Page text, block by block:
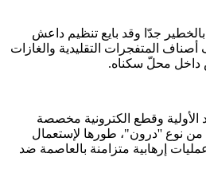
جدّا وقد بايع تنظيم داعش
أصناف المتفجرات التقليدية والغازات
داخل محلّ سكناه.
وقطع الكترونية مخصصة
من نوع ''درون"، طورها لإستعمال
إرهابية متزامنة بالعاصمة ضد